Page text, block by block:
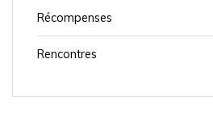
Récompenses
Rencontres